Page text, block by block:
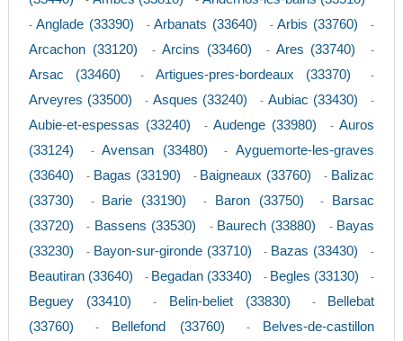
-Anglade (33390) -Arbanats (33640) -Arbis (33760) -
Arcachon (33120) - Arcins (33460) - Ares (33740) -
Arsac (33460) - Artigues-pres-bordeaux (33370) -
Arveyres (33500) - Asques (33240) - Aubiac (33430) -
Aubie-et-espessas (33240) - Audenge (33980) -Auros
(33124)
-Avensan (33480) -Ayguemorte-les-graves
(33640)
- Bagas (33190) - Baigneaux (33760) - Balizac
(33730)
- Barie (33190) - Baron (33750) -
Barsac
(33720)
- Bassens (33530) - Baurech (33880) - Bayas
(33230)
- Bayon-sur-gironde (33710) - Bazas (33430) -
Beautiran (33640) - Begadan (33340) - Begles (33130) -
Beguey (33410) - Belin-beliet (33830) -
Bellebat
(33760)
- Bellefond (33760) - Belves-de-castillon